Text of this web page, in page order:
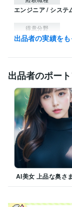
エンジニア / システ
得意分野
IT相談・システム開
出品者の実績を
出品者のポー
AI美女 上品な奥さま